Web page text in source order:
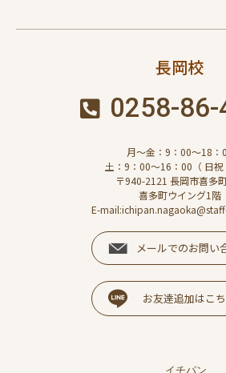
長岡校
0258-
月～金：9：00～18：
土：9：00～16：00（ 日祝
〒940-2121 長岡市喜多
喜多町ウイング1階
E-
メールでのお問い
お友達追加はこ
イチパン